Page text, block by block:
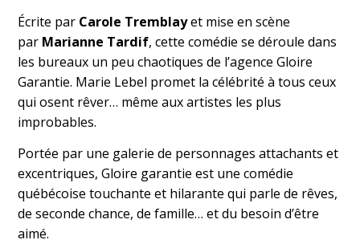
Écrite par Carole Tremblayet mise en scène
par Marianne Tardif, cette comédie se déroule dans
les bureaux un peu chaotiques de l’agence Gloire
Garantie. Marie Lebel promet la célébrité à tous ceux
qui osent rêver… même aux artistes les plus
improbables.
Portée par une galerie de personnages attachants et
excentriques, Gloire garantie est une comédie
québécoise touchante et hilarante qui parle de rêves,
de seconde chance, de famille… et du besoin d’être
aimé.